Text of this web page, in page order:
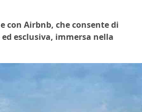
con Airbnb, che consente di
esclusiva, immersa nella